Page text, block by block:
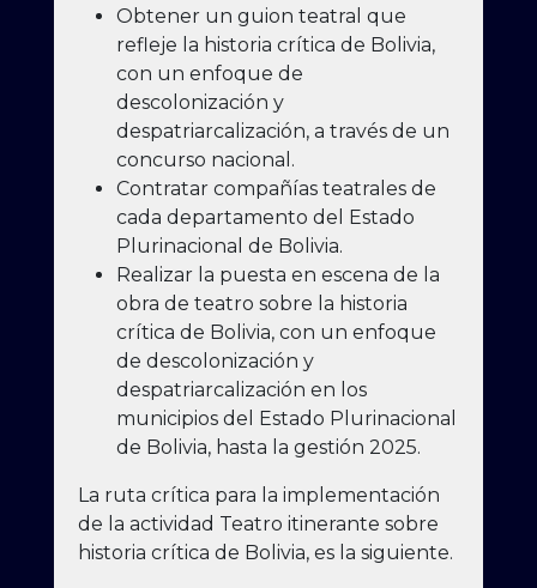
Obtener un guion teatral que
refleje la historia crítica de Bolivia,
con un enfoque de
descolonización y
despatriarcalización, a través de un
concurso nacional.
Contratar compañías teatrales de
cada departamento del Estado
Plurinacional de Bolivia.
Realizar la puesta en escena de la
obra de teatro sobre la historia
crítica de Bolivia, con un enfoque
de descolonización y
despatriarcalización en los
municipios del Estado Plurinacional
de Bolivia, hasta la gestión 2025.
La ruta crítica para la implementación
de la actividad Teatro itinerante sobre
historia crítica de Bolivia, es la siguiente.